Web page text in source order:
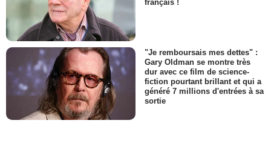
français !
"Je remboursais mes dettes" :
Gary Oldman se montre très
dur avec ce film de science-
fiction pourtant brillant et qui a
généré 7 millions d'entrées à sa
sortie